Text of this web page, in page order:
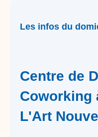
Les infos du
Centre de
Coworking
L'Art